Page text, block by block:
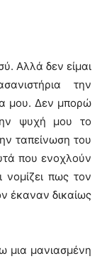
Αλλά δεν είμαι
την
μου. Δεν μπορώ
ψυχή μου το
ταπείνωση του
που ενοχλούν
πως τον
έκαναν δικαίως
μια μανιασμένη